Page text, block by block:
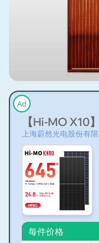
Ad
【Hi-MO
上海蔚然光电股份有
每件价格